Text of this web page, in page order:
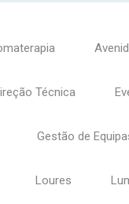
Técnica
Gestão de
Loures